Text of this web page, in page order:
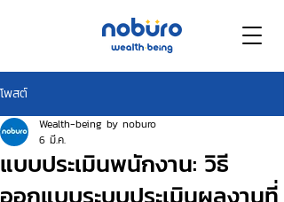
โพสต์
แบบประเมินพนักงาน: วิธี
Wealth-being by noburo
6 มี.ค.